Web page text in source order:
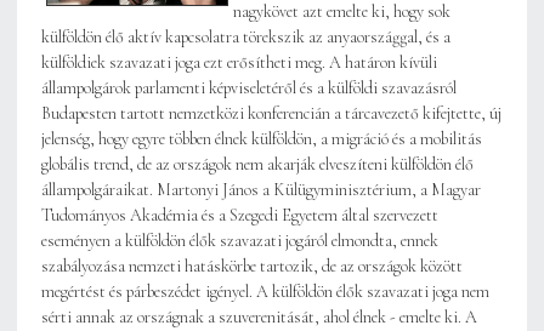
nagykövet azt emelte ki, hogy sok
külföldön élő aktív kapcsolatra törekszik az anyaországgal, és a
külföldiek szavazati joga ezt erősítheti meg. A határon kívüli
állampolgárok parlamenti képviseletéről és a külföldi szavazásról
Budapesten tartott nemzetközi konferencián a tárcavezető kifejtette, új
jelenség, hogy egyre többen élnek külföldön, a migráció és a mobilitás
globális trend, de az országok nem akarják elveszíteni külföldön élő
állampolgáraikat. Martonyi János a Külügyminisztérium, a Magyar
Tudományos Akadémia és a Szegedi Egyetem által szervezett
eseményen a külföldön élők szavazati jogáról elmondta, ennek
szabályozása nemzeti hatáskörbe tartozik, de az országok között
megértést és párbeszédet igényel. A külföldön élők szavazati joga nem
sérti annak az országnak a szuverenitását, ahol élnek - emelte ki. A